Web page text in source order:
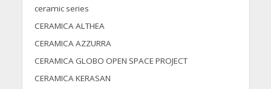
ceramic series
CERAMICA ALTHEA
CERAMICA AZZURRA
CERAMICA GLOBO OPEN SPACE PROJECT
CERAMICA KERASAN